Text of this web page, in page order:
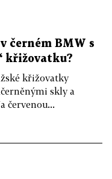
černém BMW s
křižovatku?
křižovatky
skly a
červenou...